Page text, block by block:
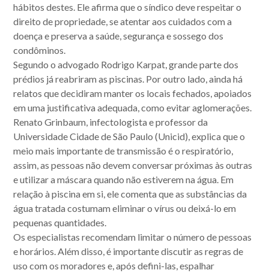
hábitos destes. Ele afirma que o síndico deve respeitar o
direito de propriedade, se atentar aos cuidados com a
doença e preserva a saúde, segurança e sossego dos
condôminos.
Segundo o advogado Rodrigo Karpat, grande parte dos
prédios já reabriram as piscinas. Por outro lado, ainda há
relatos que decidiram manter os locais fechados, apoiados
em uma justificativa adequada, como evitar aglomerações.
Renato Grinbaum, infectologista e professor da
Universidade Cidade de São Paulo (Unicid), explica que o
meio mais importante de transmissão é o respiratório,
assim, as pessoas não devem conversar próximas às outras
e utilizar a máscara quando não estiverem na água. Em
relação à piscina em si, ele comenta que as substâncias da
água tratada costumam eliminar o vírus ou deixá-lo em
pequenas quantidades.
Os especialistas recomendam limitar o número de pessoas
e horários. Além disso, é importante discutir as regras de
uso com os moradores e, após defini-las, espalhar